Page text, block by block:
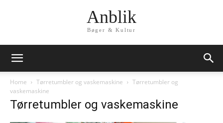
Anblik
Bøger & Kultur
Home Tørretumbler og vaskemaskine
Tørretumbler og
vaskemaskine
Tørretumbler og vaskemaskine